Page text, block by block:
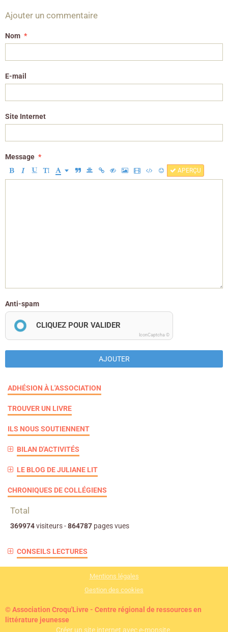
Ajouter un commentaire
Nom
E-mail
Site Internet
Message
APERÇU
Anti-spam
CLIQUEZ POUR VALIDER
IconCaptcha ©
AJOUTER
ADHÉSION À L'ASSOCIATION
TROUVER UN LIVRE
ILS NOUS SOUTIENNENT
BILAN D'ACTIVITÉS
LE BLOG DE JULIANE LIT
CHRONIQUES DE COLLÉGIENS
Total
369974visiteurs -864787 pages vues
CONSEILS LECTURES
Mentions légales
Gestion des cookies
© Association Croqu'Livre - Centre régional de ressources en
littérature jeunesse
Créer un site internet avec e-monsite